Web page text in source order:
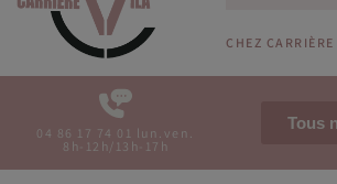
CHEZ
04 86 17 74 01 lun.ven.
8h-12h/13h-17h
Tous